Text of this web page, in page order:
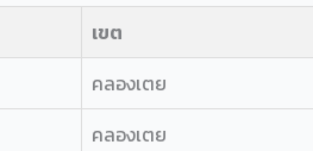
เขต
คลองเตย
คลองเตย